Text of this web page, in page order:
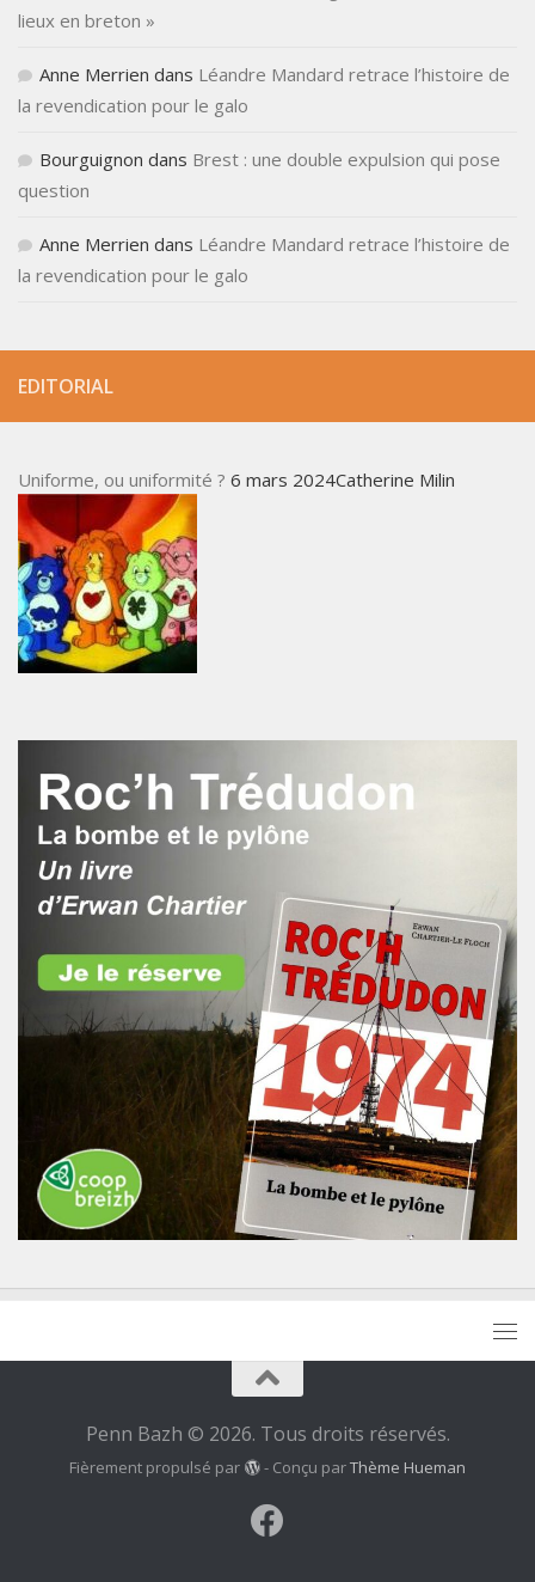
lieux en breton »
Anne Merrien dans Léandre Mandard retrace l’histoire de
la revendication pour le galo
Bourguignon dans Brest : une double expulsion qui pose
question
Anne Merrien dans Léandre Mandard retrace l’histoire de
la revendication pour le galo
EDITORIAL
Uniforme, ou uniformité ? 6 mars 2024Catherine Milin
Penn Bazh © 2026. Tous droits réservés.
Fièrement propulsé par - Conçu parThème Hueman